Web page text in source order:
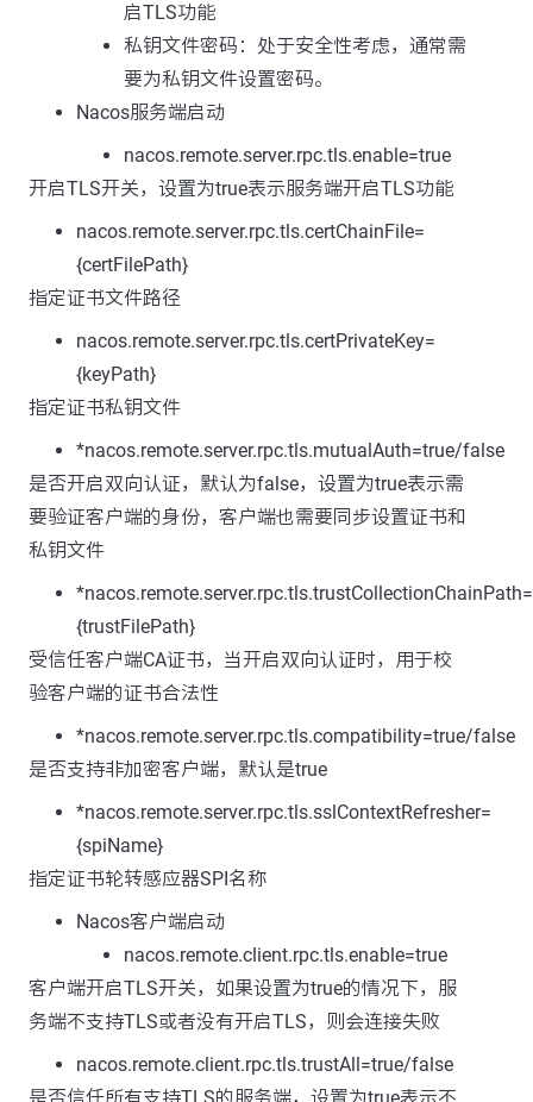
启TLS功能
私钥文件密码：处于安全性考虑，通常需
要为私钥文件设置密码。
Nacos服务端启动
nacos.remote.server.rpc.tls.enable=true
开启TLS开关，设置为true表示服务端开启TLS功能
nacos.remote.server.rpc.tls.certChainFile=
{certFilePath}
指定证书文件路径
nacos.remote.server.rpc.tls.certPrivateKey=
{keyPath}
指定证书私钥文件
*nacos.remote.server.rpc.tls.mutualAuth=true/false
是否开启双向认证，默认为false，设置为true表示需
要验证客户端的身份，客户端也需要同步设置证书和
私钥文件
*nacos.remote.server.rpc.tls.trustCollectionChainPath=
{trustFilePath}
受信任客户端CA证书，当开启双向认证时，用于校
验客户端的证书合法性
*nacos.remote.server.rpc.tls.compatibility=true/false
是否支持非加密客户端，默认是true
*nacos.remote.server.rpc.tls.sslContextRefresher=
{spiName}
指定证书轮转感应器SPI名称
Nacos客户端启动
nacos.remote.client.rpc.tls.enable=true
客户端开启TLS开关，如果设置为true的情况下，服
务端不支持TLS或者没有开启TLS，则会连接失败
nacos.remote.client.rpc.tls.trustAll=true/false